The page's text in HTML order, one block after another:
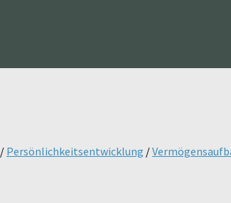
/ Persönlichkeitsentwicklung /